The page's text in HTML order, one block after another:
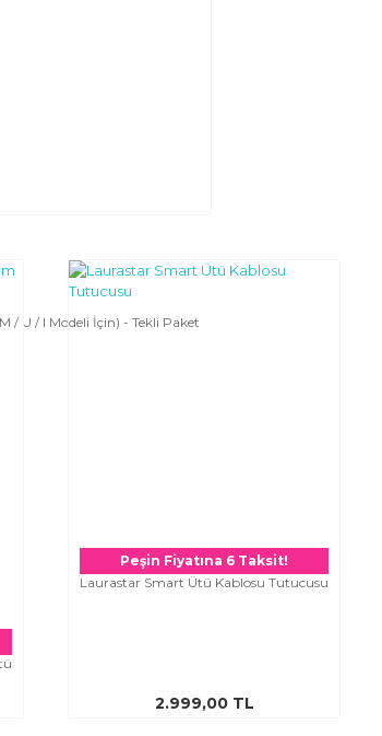
/ U / I Modeli İçin) - Tekli Paket
Peşin Fiyatına 6 Taksit!
Laurastar Smart Ütü Kablosu Tutucusu
2.999,00 TL